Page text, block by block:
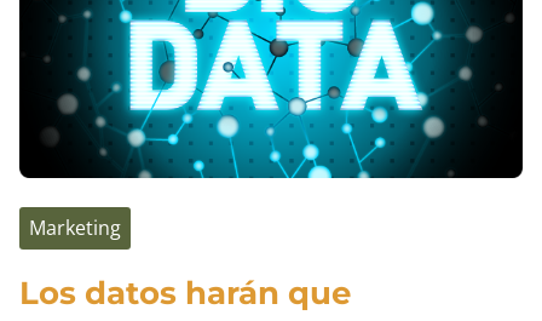
a
mi
negocio?
Marketing
Los datos harán que